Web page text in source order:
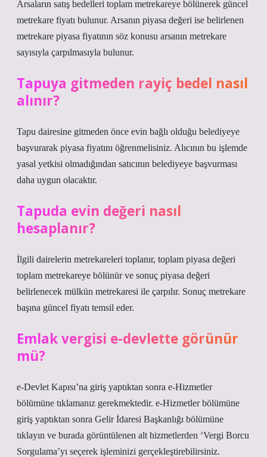
Arsaların satış bedelleri toplam metrekareye bölünerek güncel
metrekare fiyatı bulunur. Arsanın piyasa değeri ise belirlenen
metrekare piyasa fiyatının söz konusu arsanın metrekare
sayısıyla çarpılmasıyla bulunur.
Tapuya gitmeden rayiç bedel nasıl
alınır?
Tapu dairesine gitmeden önce evin bağlı olduğu belediyeye
başvurarak piyasa fiyatını öğrenmelisiniz. Alıcının bu işlemde
yasal yetkisi olmadığından satıcının belediyeye başvurması
daha uygun olacaktır.
Tapuda evin değeri nasıl
hesaplanır?
İlgili dairelerin metrekareleri toplanır, toplam piyasa değeri
toplam metrekareye bölünür ve sonuç piyasa değeri
belirlenecek mülkün metrekaresi ile çarpılır. Sonuç metrekare
başına güncel fiyatı temsil eder.
Emlak vergisi e-devlette görünür
mü?
e-Devlet Kapısı’na giriş yaptıktan sonra e-Hizmetler
bölümüne tıklamanız gerekmektedir. e-Hizmetler bölümüne
giriş yaptıktan sonra Gelir İdaresi Başkanlığı bölümüne
tıklayın ve burada görüntülenen alt hizmetlerden ‘Vergi Borcu
Sorgulama’yı seçerek işleminizi gerçekleştirebilirsiniz.